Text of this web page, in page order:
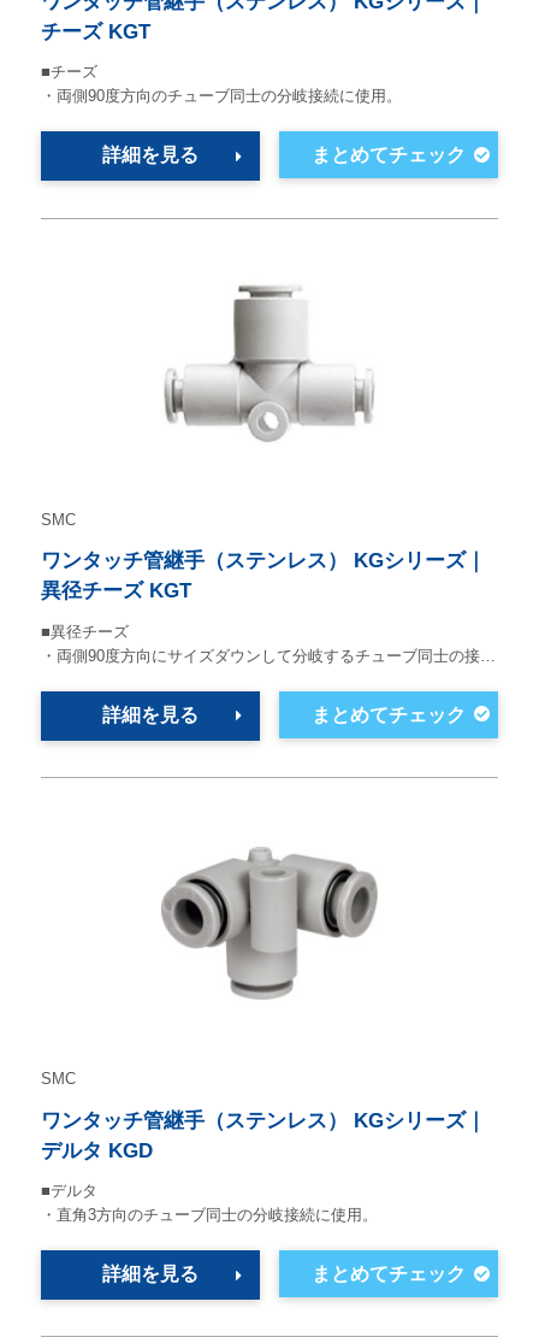
チーズ KGT
■チーズ
・両側90度方向のチューブ同士の分岐接続に使用。
詳細を見る
SMC
ワンタッチ管継手（ステンレス） KGシリーズ｜
異径チーズ KGT
■異径チーズ
・両側90度方向にサイズダウンして分岐するチューブ同士の接…
詳細を見る
SMC
ワンタッチ管継手（ステンレス） KGシリーズ｜
デルタ KGD
■デルタ
・直角3方向のチューブ同士の分岐接続に使用。
詳細を見る